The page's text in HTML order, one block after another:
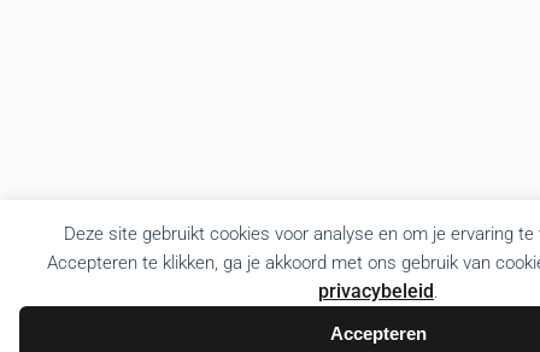
Deze site gebruikt cookies voor analyse en om je ervaring
Accepteren te klikken, ga je akkoord met ons gebruik van
privacybeleid.
Accepteren